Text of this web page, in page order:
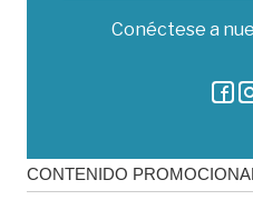
Conéctese a